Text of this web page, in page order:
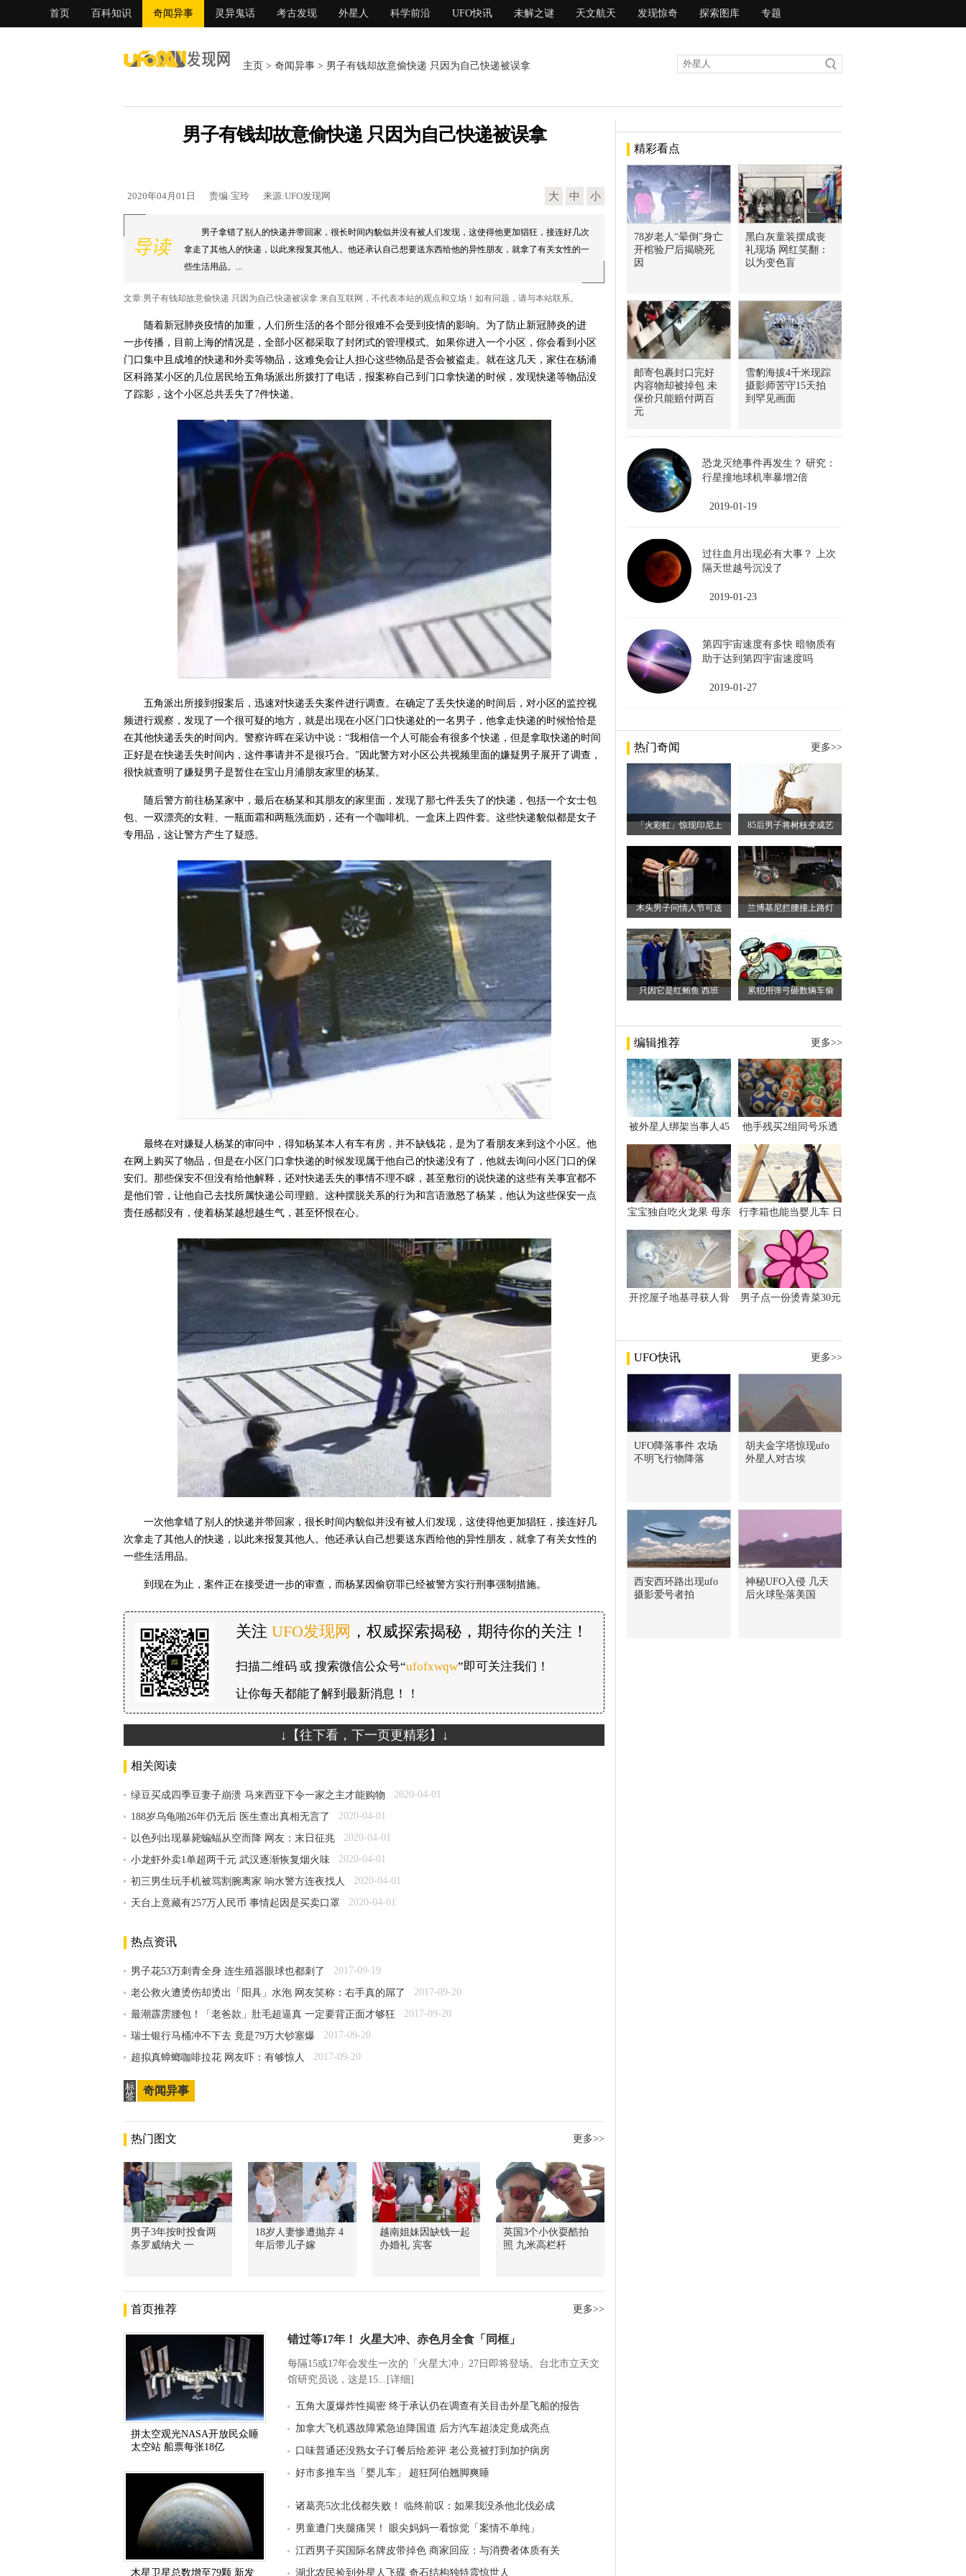
首页 百科知识 奇闻异事 灵异鬼话 考古发现 外星人 科学前沿 UFO快讯 未解之谜 天文航天 发现惊奇 探索图库 专题
主页 > 奇闻异事 > 男子有钱却故意偷快递 只因为自己快递被误拿
男子有钱却故意偷快递 只因为自己快递被误拿
2020年04月01日 责编:宝玲 来源:UFO发现网 大 中 小
导读
男子拿错了别人的快递并带回家，很长时间内貌似并没有被人们发现，这使得他更加猖狂，接连好几次
拿走了其他人的快递，以此来报复其他人。他还承认自己想要送东西给他的异性朋友，就拿了有关女性的一
些生活用品。...
文章:男子有钱却故意偷快递 只因为自己快递被误拿 来自互联网，不代表本站的观点和立场！如有问题，请与本站联系。
随着新冠肺炎疫情的加重，人们所生活的各个部分很难不会受到疫情的影响。为了防止新冠肺炎的进
一步传播，目前上海的情况是，全部小区都采取了封闭式的管理模式。如果你进入一个小区，你会看到小区
门口集中且成堆的快递和外卖等物品，这难免会让人担心这些物品是否会被盗走。就在这几天，家住在杨浦
区科路某小区的几位居民给五角场派出所拨打了电话，报案称自己到门口拿快递的时候，发现快递等物品没
了踪影，这个小区总共丢失了7件快递。
五角派出所接到报案后，迅速对快递丢失案件进行调查。在确定了丢失快递的时间后，对小区的监控视
频进行观察，发现了一个很可疑的地方，就是出现在小区门口快递处的一名男子，他拿走快递的时候恰恰是
在其他快递丢失的时间内。警察许晖在采访中说：“我相信一个人可能会有很多个快递，但是拿取快递的时间
正好是在快递丢失时间内，这件事请并不是很巧合。”因此警方对小区公共视频里面的嫌疑男子展开了调查，
很快就查明了嫌疑男子是暂住在宝山月浦朋友家里的杨某。
随后警方前往杨某家中，最后在杨某和其朋友的家里面，发现了那七件丢失了的快递，包括一个女士包
包、一双漂亮的女鞋、一瓶面霜和两瓶洗面奶，还有一个咖啡机、一盒床上四件套。这些快递貌似都是女子
专用品，这让警方产生了疑惑。
最终在对嫌疑人杨某的审问中，得知杨某本人有车有房，并不缺钱花，是为了看朋友来到这个小区。他
在网上购买了物品，但是在小区门口拿快递的时候发现属于他自己的快递没有了，他就去询问小区门口的保
安们。那些保安不但没有给他解释，还对快递丢失的事情不理不睬，甚至敷衍的说快递的这些有关事宜都不
是他们管，让他自己去找所属快递公司理赔。这种摆脱关系的行为和言语激怒了杨某，他认为这些保安一点
责任感都没有，使着杨某越想越生气，甚至怀恨在心。
一次他拿错了别人的快递并带回家，很长时间内貌似并没有被人们发现，这使得他更加猖狂，接连好几
次拿走了其他人的快递，以此来报复其他人。他还承认自己想要送东西给他的异性朋友，就拿了有关女性的
一些生活用品。
到现在为止，案件正在接受进一步的审查，而杨某因偷窃罪已经被警方实行刑事强制措施。
关注 UFO发现网 ，权威探索揭秘，期待你的关注！
扫描二维码 或 搜索微信公众号“ufofxwqw”即可关注我们！
让你每天都能了解到最新消息！！
↓【往下看，下一页更精彩】↓
相关阅读
绿豆买成四季豆妻子崩溃 马来西亚下令一家之主才能购物 2020-04-01
188岁乌龟啪26年仍无后 医生查出真相无言了 2020-04-01
以色列出现暴毙蝙蝠从空而降 网友：末日征兆 2020-04-01
小龙虾外卖1单超两千元 武汉逐渐恢复烟火味 2020-04-01
初三男生玩手机被骂割腕离家 响水警方连夜找人 2020-04-01
天台上竟藏有257万人民币 事情起因是买卖口罩 2020-04-01
热点资讯
男子花53万刺青全身 连生殖器眼球也都刺了 2017-09-19
老公救火遭烫伤却烫出「阳具」水泡 网友笑称：右手真的屌了 2017-09-20
最潮霹雳腰包！「老爸款」肚毛超逼真 一定要背正面才够狂 2017-09-20
瑞士银行马桶冲不下去 竟是79万大钞塞爆 2017-09-20
超拟真蟑螂咖啡拉花 网友吓：有够惊人 2017-09-20
标
签
奇闻异事
热门图文 更多>>
男子3年按时投食两
条罗威纳犬 一
18岁人妻惨遭抛弃 4
年后带儿子嫁
越南姐妹因缺钱一起
办婚礼 宾客
英国3个小伙耍酷拍
照 九米高栏杆
首页推荐 更多>>
拼太空观光NASA开放民众睡
太空站 船票每张18亿
木星卫星总数增至79颗 新发
错过等17年！ 火星大冲、赤色月全食「同框」
每隔15或17年会发生一次的「火星大冲」27日即将登场。台北市立天文
馆研究员说，这是15...[详细]
五角大厦爆炸性揭密 终于承认仍在调查有关目击外星飞船的报告
加拿大飞机遇故障紧急迫降国道 后方汽车超淡定竟成亮点
口味普通还没熟女子订餐后给差评 老公竟被打到加护病房
好市多推车当「婴儿车」 超狂阿伯翘脚爽睡
诸葛亮5次北伐都失败！ 临终前叹：如果我没杀他北伐必成
男童遭门夹腿痛哭！ 眼尖妈妈一看惊觉「案情不单纯」
江西男子买国际名牌皮带掉色 商家回应：与消费者体质有关
湖北农民捡到外星人飞碟 奇石结构独特震惊世人
精彩看点
78岁老人“晕倒”身亡
开棺验尸后揭晓死
因
黑白灰童装摆成丧
礼现场 网红笑翻：
以为变色盲
邮寄包裹封口完好
内容物却被掉包 未
保价只能赔付两百
元
雪豹海拔4千米现踪
摄影师苦守15天拍
到罕见画面
恐龙灭绝事件再发生？ 研究：
行星撞地球机率暴增2倍
2019-01-19
过往血月出现必有大事？ 上次
隔天世越号沉没了
2019-01-23
第四宇宙速度有多快 暗物质有
助于达到第四宇宙速度吗
2019-01-27
热门奇闻 更多>>
「火彩虹」惊现印尼上 85后男子将树枝变成艺
木头男子问情人节可送 兰博基尼拦腰撞上路灯
只因它是红鲔鱼 西班 累犯用弹弓砸数辆车偷
编辑推荐 更多>>
被外星人绑架当事人45
斯卡古拉事件
他手残买2组同号乐透
万
宝宝独自吃火龙果 母亲
行李箱也能当婴儿车 日
开挖屋子地基寻获人骨
男子点一份烫青菜30元
UFO快讯 更多>>
UFO降落事件 农场
不明飞行物降落
胡夫金字塔惊现ufo
外星人对古埃
西安西环路出现ufo
摄影爱号者拍
神秘UFO入侵 几天
后火球坠落美国